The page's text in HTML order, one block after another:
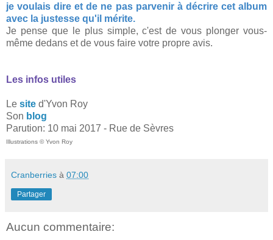
je voulais dire et de ne pas parvenir à décrire cet album
avec la justesse qu'il mérite.
Je pense que le plus simple, c'est de vous plonger vous-
même dedans et de vous faire votre propre avis.
Les infos utiles
Le site d'Yvon Roy
Son blog
Parution: 10 mai 2017 - Rue de Sèvres
Illustrations © Yvon Roy
Cranberries à 07:00
Partager
Aucun commentaire: